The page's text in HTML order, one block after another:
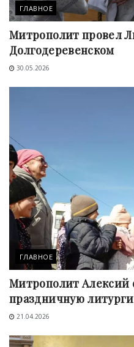
ГЛАВНОЕ
Митрополит провел
Долгодеревенском
30.05.2026
ГЛАВНОЕ
Митрополит Алексий
праздничную
21.04.2026